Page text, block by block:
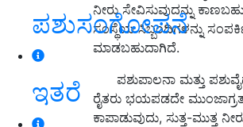
ಪಶುಸಂಗೋಪನೆ
ಇತರೆ
ನೀರು ಸೇವಿಸುವುದನ್ನು
ಸಂಸ್ಥೆಯ ಸಿಬ್ಬಂದಿಗಳನ್ನು
ಮಾಡಬಹುದಾಗಿದೆ.
ಪಶುಪಾಲನಾ ಮತ್ತು
ರೈತರು ಭಯಪಡದೇ
ಕಾಪಾಡುವುದು, ಸುತ್ತ-ಮುತ್ತ